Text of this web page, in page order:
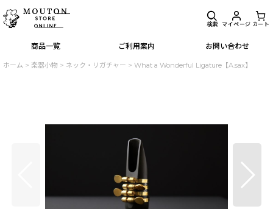
商品一覧 ご利用案内 お問い合わせ
検索 マイページ カート
ホーム > 楽器小物 > ネック・リガチャー > What a Wonderful Ligature【A.sax】